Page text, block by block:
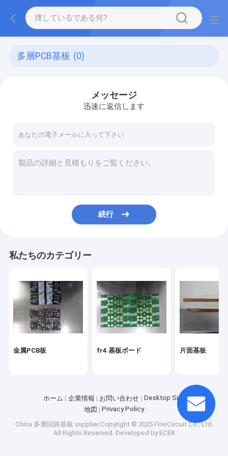
多層PCB基板 (0)
メッセージ
迅速に返信します
続行
私たちのカテゴリー
金属PCB板 fr4 基板ボード 片面基板
ホーム 企業情報 お問い合わせ
Desktop Site
地図
Privacy Policy
China 多層回路基板 supplier.Copyright © 2025 FineCircuit Co., Ltd.
All Rights Reserved. Developed by ECER